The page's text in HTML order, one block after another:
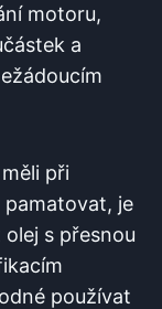
motoru,
a
při
je
s přesnou
používat